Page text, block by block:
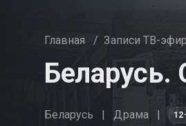
Главная / Записи ТВ-
Беларусь Драма